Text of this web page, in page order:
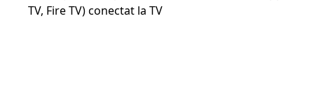
TV, Fire TV) conectat la TV